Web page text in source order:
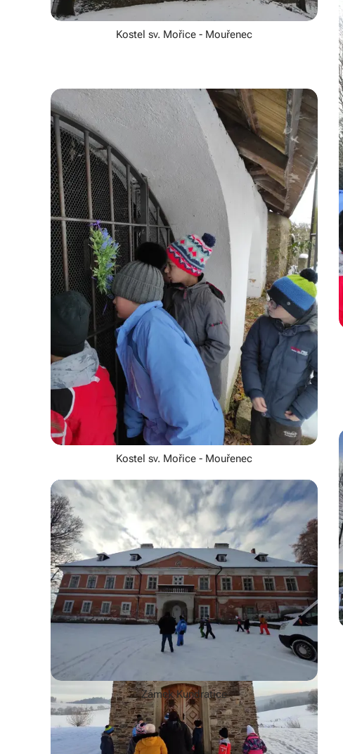
Kostel sv. Mořice - Mouřenec
Kostel sv. Mořice - Mouřenec
socha sv. Vintíře
statek ve Vatěticích
Zámek Kundratice